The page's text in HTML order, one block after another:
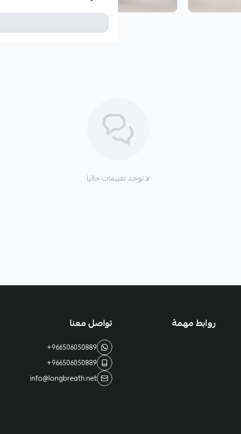
لا توجد تقييمات حاليا
روابط مهمة تواصل معنا
+966506050889
+966506050889
info@longbreath.net